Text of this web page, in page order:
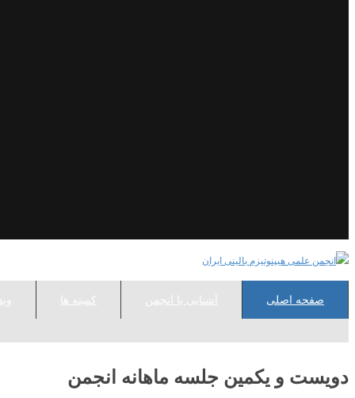
صفحه اصلی آشنایی با انجمن کمیته ها
دویست و یکمین جلسه ماهانه انجمن